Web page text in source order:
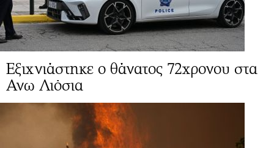
Εξιχνιάστηκε ο θάνατος 72χρονου στα
Ανω Λιόσια